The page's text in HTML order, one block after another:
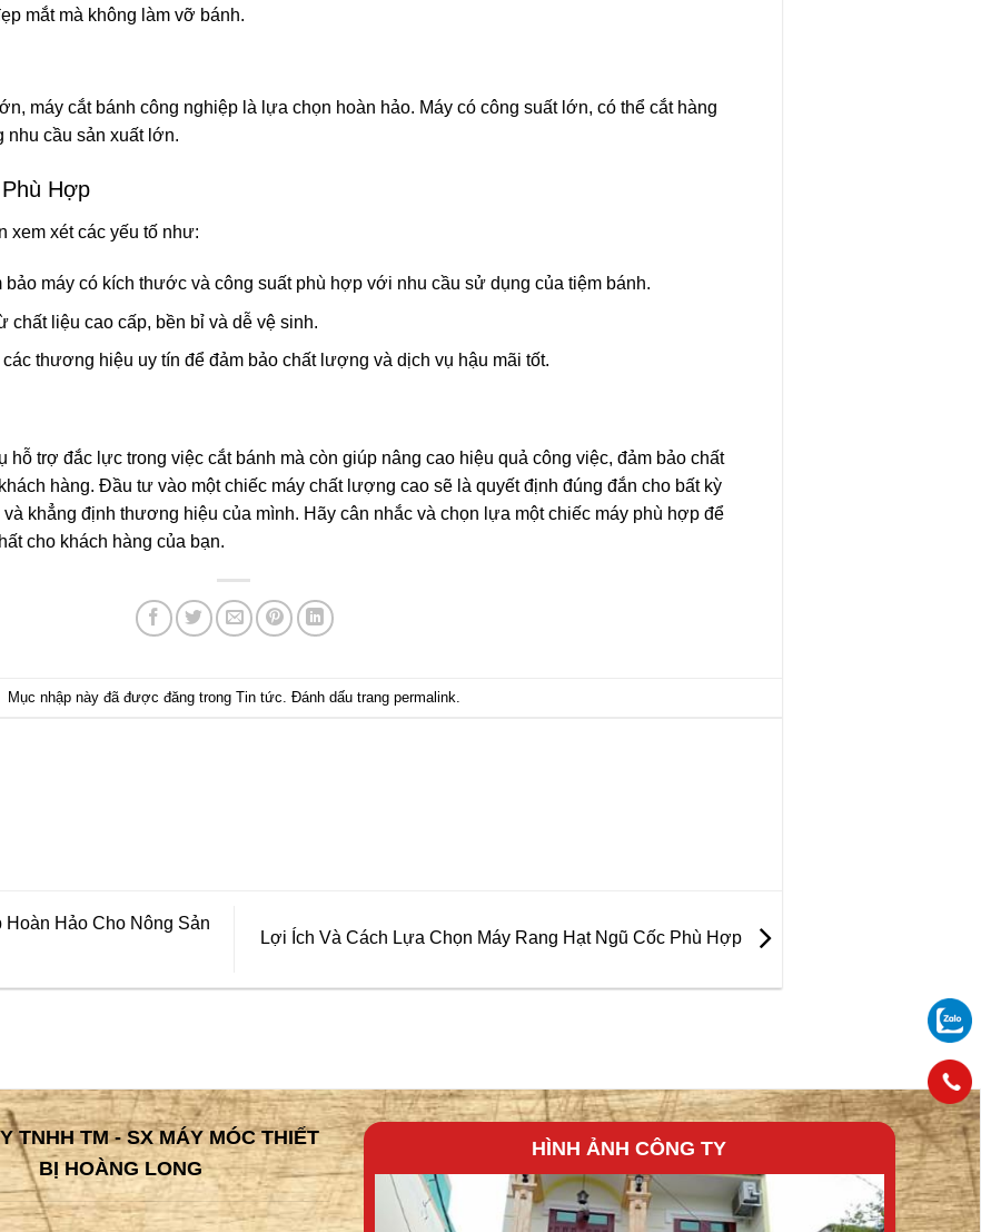
mắt mà không làm vỡ bánh.
máy cắt bánh công nghiệp là lựa chọn hoàn hảo. Máy có công suất lớn, có thể cắt hàng
nhu cầu sản xuất lớn.
Hợp
xem xét các yếu tố như:
bảo máy có kích thước và công suất phù hợp với nhu cầu sử dụng của tiệm bánh.
chất liệu cao cấp, bền bỉ và dễ vệ sinh.
thương hiệu uy tín để đảm bảo chất lượng và dịch vụ hậu mãi tốt.
hỗ trợ đắc lực trong việc cắt bánh mà còn giúp nâng cao hiệu quả công việc, đảm bảo chất
hàng. Đầu tư vào một chiếc máy chất lượng cao sẽ là quyết định đúng đắn cho bất kỳ
khẳng định thương hiệu của mình. Hãy cân nhắc và chọn lựa một chiếc máy phù hợp để
cho khách hàng của bạn.
Mục nhập này đã được đăng trong Tin tức . Đánh dấu trang permalink
Hoàn Hảo Cho Nông Sản
Lợi Ích Và Cách Lựa Chọn Máy Rang Hạt Ngũ Cốc Phù Hợp
TNHH TM - SX MÁY MÓC THIẾT
BỊ HOÀNG LONG
HÌNH ẢNH CÔNG TY